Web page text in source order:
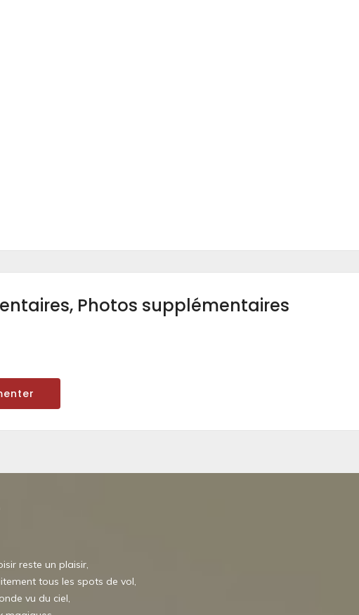
Photos supplémentaires
reste un plaisir,
tous les spots de vol,
vu du ciel,